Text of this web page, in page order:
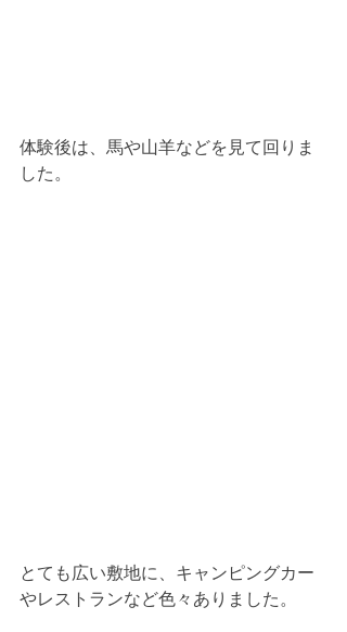
体験後は、馬や山羊などを見て回りま
した。
とても広い敷地に、キャンピングカー
やレストランなど色々ありました。